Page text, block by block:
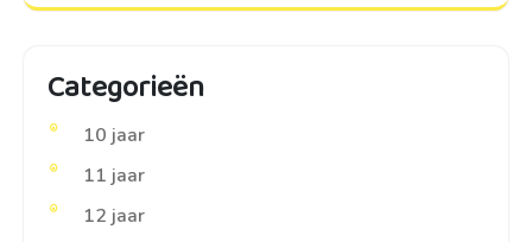
Categorieën
10 jaar
11 jaar
12 jaar